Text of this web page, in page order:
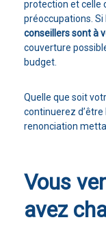
protection et celle
préoccupations. Si
conseillers sont à
couverture
budget.
Quelle que soit
continuerez
renonciation
Vous
avez